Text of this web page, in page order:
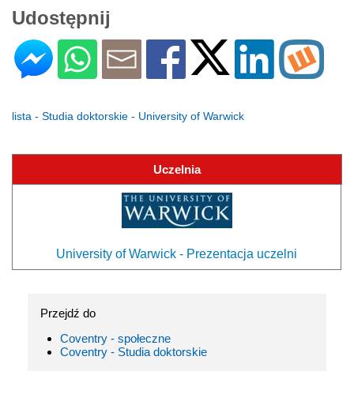
Udostępnij
lista - Studia doktorskie - University of Warwick
Uczelnia
University of Warwick - Prezentacja uczelni
Przejdź do
Coventry - społeczne
Coventry - Studia doktorskie